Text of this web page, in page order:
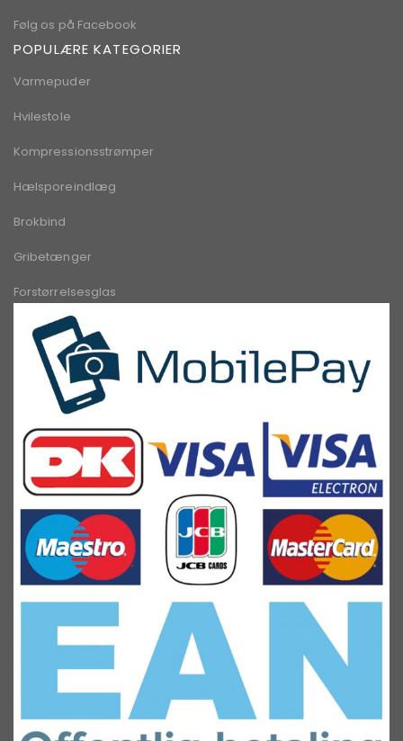
Følg os på Facebook
POPULÆRE KATEGORIER
Varmepuder
Hvilestole
Kompressionsstrømper
Hælsporeindlæg
Brokbind
Gribetænger
Forstørrelsesglas